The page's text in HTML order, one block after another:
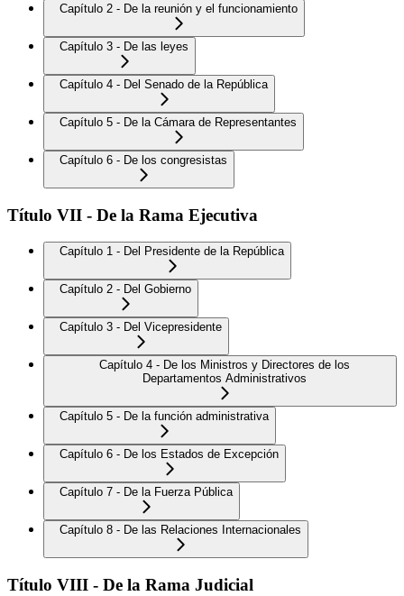
Capítulo 2 - De la reunión y el funcionamiento
Capítulo 3 - De las leyes
Capítulo 4 - Del Senado de la República
Capítulo 5 - De la Cámara de Representantes
Capítulo 6 - De los congresistas
Título VII - De la Rama Ejecutiva
Capítulo 1 - Del Presidente de la República
Capítulo 2 - Del Gobierno
Capítulo 3 - Del Vicepresidente
Capítulo 4 - De los Ministros y Directores de los
Departamentos Administrativos
Capítulo 5 - De la función administrativa
Capítulo 6 - De los Estados de Excepción
Capítulo 7 - De la Fuerza Pública
Capítulo 8 - De las Relaciones Internacionales
Título VIII - De la Rama Judicial